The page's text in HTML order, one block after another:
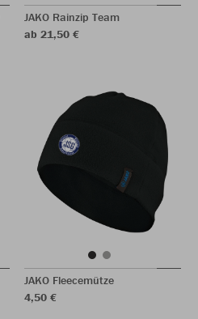
JAKO Rainzip Team
ab 21,50 €
JAKO Fleecemütze
4,50 €